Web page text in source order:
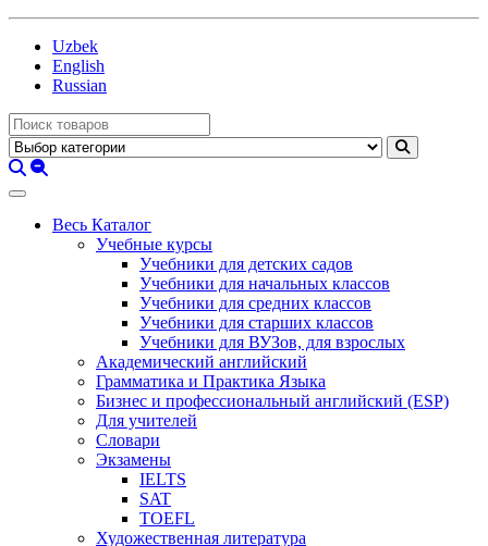
Uzbek
English
Russian
Весь Каталог
Учебные курсы
Учебники для детских садов
Учебники для начальных классов
Учебники для средних классов
Учебники для старших классов
Учебники для ВУЗов, для взрослых
Академический английский
Грамматика и Практика Языка
Бизнес и профессиональный английский (ESP)
Для учителей
Словари
Экзамены
IELTS
SAT
TOEFL
Художественная литература